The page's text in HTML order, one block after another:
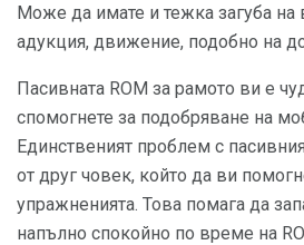
Може да имате и тежка загуба на
адукция, движение, подобно на
Пасивната ROM за рамото ви е
спомогнете за подобряване на
Единственият проблем с
от друг човек, който да ви
упражненията. Това помага да
напълно спокойно по време на